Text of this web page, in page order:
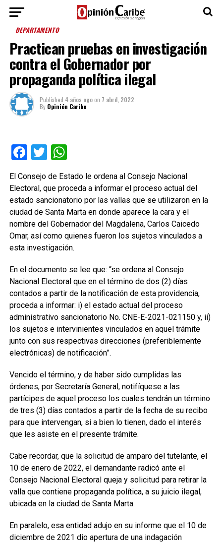
DEPARTAMENTO
Practican pruebas en investigación
contra el Gobernador por
propaganda política ilegal
Published 4 años agoon 7 abril, 2022
By Opinión Caribe
Facebook
TwitterWhatsApp
El Consejo de Estado le ordena al Consejo Nacional
Electoral, que proceda a informar el proceso actual del
estado sancionatorio por las vallas que se utilizaron en la
ciudad de Santa Marta en donde aparece la cara y el
nombre del Gobernador del Magdalena, Carlos Caicedo
Omar, así como quienes fueron los sujetos vinculados a
esta investigación.
En el documento se lee que: “se ordena al Consejo
Nacional Electoral que en el término de dos (2) días
contados a partir de la notificación de esta providencia,
proceda a informar: i) el estado actual del proceso
administrativo sancionatorio No. CNE-E-2021-021150 y, ii)
los sujetos e intervinientes vinculados en aquel trámite
junto con sus respectivas direcciones (preferiblemente
electrónicas) de notificación”.
Vencido el término, y de haber sido cumplidas las
órdenes, por Secretaría General, notifíquese a las
partícipes de aquel proceso los cuales tendrán un término
de tres (3) días contados a partir de la fecha de su recibo
para que intervengan, si a bien lo tienen, dado el interés
que les asiste en el presente trámite.
Cabe recordar, que la solicitud de amparo del tutelante, el
10 de enero de 2022, el demandante radicó ante el
Consejo Nacional Electoral queja y solicitud para retirar la
valla que contiene propaganda política, a su juicio ilegal,
ubicada en la ciudad de Santa Marta.
En paralelo, esa entidad adujo en su informe que el 10 de
diciembre de 2021 dio apertura de una indagación